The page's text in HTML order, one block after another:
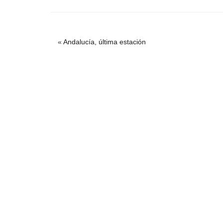
« Andalucía, última estación